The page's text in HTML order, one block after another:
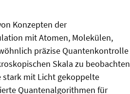
Konzepten der
mit Atomen, Molekülen,
präzise Quantenkontrolle
Skala zu beobachten
stark mit Licht gekoppelte
Quantenalgorithmen für